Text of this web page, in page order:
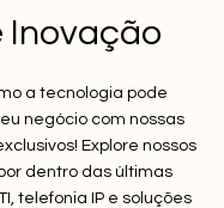
Inovação
a tecnologia pode
negócio com nossas
Explore nossos
dentro das últimas
telefonia IP e soluções